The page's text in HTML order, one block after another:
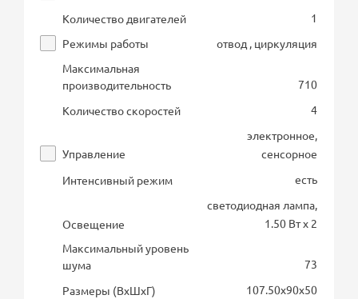
Количество двигателей
1
Режимы работы
отвод , циркуляция
Максимальная
производительность
710
Количество скоростей
4
Управление
электронное,
сенсорное
Интенсивный режим
есть
Освещение
светодиодная лампа,
1.50 Вт х 2
Максимальный уровень
шума
73
Размеры (ВхШхГ)
107.50х90х50